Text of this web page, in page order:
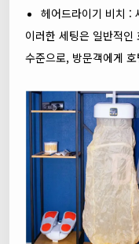
헤어드라이기 비치 :
이러한 세팅은 일반적
수준으로, 방문객에게